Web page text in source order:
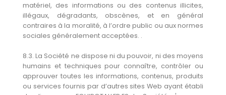
matériel, des informations ou des contenus illicites,
illégaux, dégradants, obscènes, et en général
contraires à la moralité, à l’ordre public ou aux normes
sociales généralement acceptées. .
8.3. La Société ne dispose ni du pouvoir, ni des moyens
humains et techniques pour connaître, contrôler ou
approuver toutes les informations, contenus, produits
ou services fournis par d’autres sites Web ayant établi